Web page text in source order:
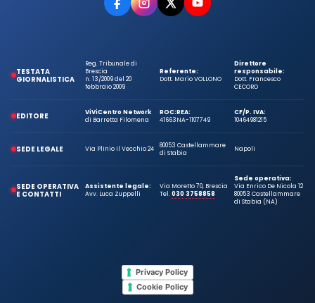
TESTATA
GIORNALISTICA
Reg. Tribunale di
Brescia
n. 13/2009 del 20
febbraio 2009
Referente:
Dott. Mario VOLLONO
Direttore
responsabile:
Dott. Francesco
CECORO
EDITORE
ViViCentro Network
di Barretta Filomena
ROC:
41663
REA:
NA-1107749
CF/P. IVA:
10464981215
SEDE LEGALE Via Plinio Il Vecchio 24
80053 Castellammare
di Stabia
Napoli
SEDE OPERATIVA
E CONTATTI
Assistente legale:
Avv. Luca Zuppelli
Via Moretto 70, Brescia
Tel.030 3758858
Sede operativa:
Via Enrico De Nicola 12
80053 Castellammare
di Stabia (NA)
Privacy Policy
Cookie Policy